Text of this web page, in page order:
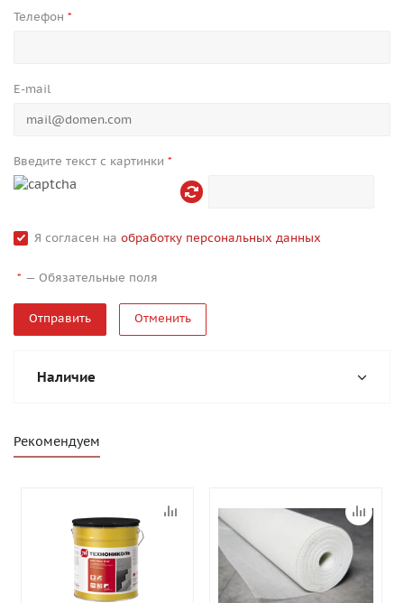
Телефон *
E-mail
Введите текст с картинки *
Я согласен на обработку персональных данных
* — Обязательные поля
Отменить
Наличие
Рекомендуем